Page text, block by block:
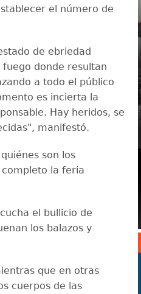
el número de
de ebriedad
donde resultan
a todo el público
es incierta la
Hay heridos, se
manifestó.
son los
la feria
el bullicio de
los balazos y
que en otras
cuerpos de las